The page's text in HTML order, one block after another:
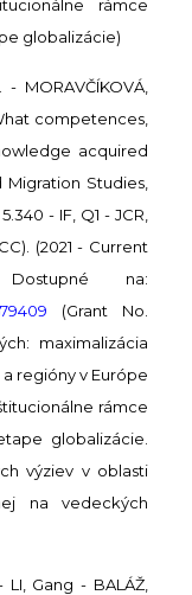
rámce
globalizácie)
MORAVČÍKOVÁ,
competences,
acquired
Studies,
- IF, Q1 - JCR,
(2021 - Current
Dostupné na:
(Grant No.
maximalizácia
regióny v Európe
rámce
globalizácie.
výziev v oblasti
na vedeckých
LI, Gang - BALÁŽ,